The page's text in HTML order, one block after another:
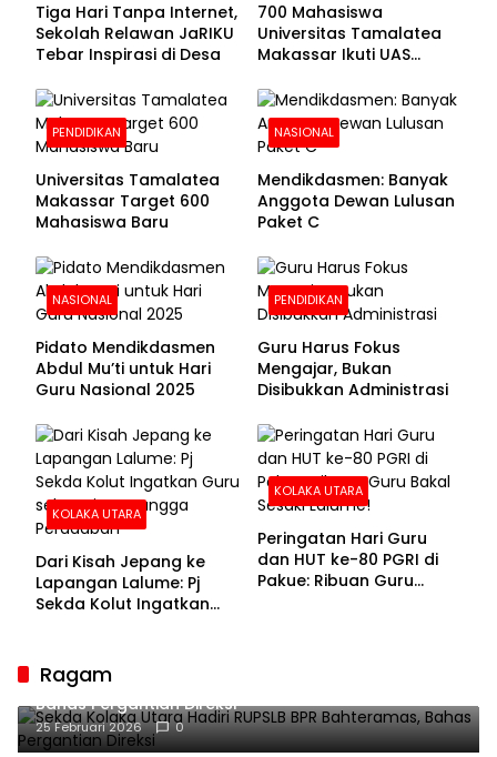
Tiga Hari Tanpa Internet,
Sekolah Relawan JaRIKU
Tebar Inspirasi di Desa
700 Mahasiswa
Universitas Tamalatea
Makassar Ikuti UAS
PENDIDIKAN
Universitas Tamalatea
Makassar Target 600
Mahasiswa Baru
NASIONAL
Mendikdasmen: Banyak
Anggota Dewan Lulusan
Paket C
NASIONAL
Pidato Mendikdasmen
Abdul Mu’ti untuk Hari
Guru Nasional 2025
PENDIDIKAN
Guru Harus Fokus
Mengajar, Bukan
Disibukkan Administrasi
KOLAKA UTARA
Dari Kisah Jepang ke
Lapangan Lalume: Pj
Sekda Kolut Ingatkan
KOLAKA UTARA
Peringatan Hari Guru
dan HUT ke-80 PGRI di
Pakue: Ribuan Guru
Ragam
Sekda Kolaka Utara Hadiri RUPSLB BPR Bahteramas,
Bahas Pergantian Direksi
25 Februari 2026 0